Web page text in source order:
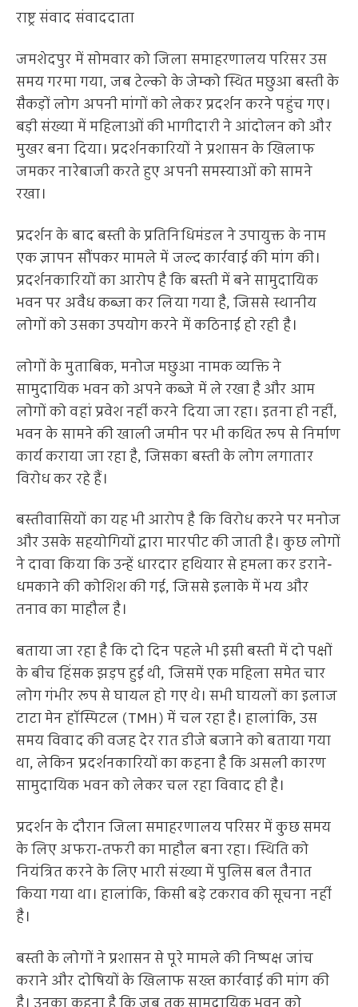
राष्ट्र संवाद संवाददाता
जमशेदपुर में सोमवार को जिला समाहरणालय परिसर उस
समय गरमा गया, जब टेल्को के जेम्को स्थित मछुआ बस्ती के
सैकड़ों लोग अपनी मांगों को लेकर प्रदर्शन करने पहुंच गए।
बड़ी संख्या में महिलाओं की भागीदारी ने आंदोलन को और
मुखर बना दिया। प्रदर्शनकारियों ने प्रशासन के खिलाफ
जमकर नारेबाजी करते हुए अपनी समस्याओं को सामने
रखा।
प्रदर्शन के बाद बस्ती के प्रतिनिधिमंडल ने उपायुक्त के नाम
एक ज्ञापन सौंपकर मामले में जल्द कार्रवाई की मांग की।
प्रदर्शनकारियों का आरोप है कि बस्ती में बने सामुदायिक
भवन पर अवैध कब्जा कर लिया गया है, जिससे स्थानीय
लोगों को उसका उपयोग करने में कठिनाई हो रही है।
लोगों के मुताबिक, मनोज मछुआ नामक व्यक्ति ने
सामुदायिक भवन को अपने कब्जे में ले रखा है और आम
लोगों को वहां प्रवेश नहीं करने दिया जा रहा। इतना ही नहीं,
भवन के सामने की खाली जमीन पर भी कथित रूप से निर्माण
कार्य कराया जा रहा है, जिसका बस्ती के लोग लगातार
विरोध कर रहे हैं।
बस्तीवासियों का यह भी आरोप है कि विरोध करने पर मनोज
और उसके सहयोगियों द्वारा मारपीट की जाती है। कुछ लोगों
ने दावा किया कि उन्हें धारदार हथियार से हमला कर डराने-
धमकाने की कोशिश की गई, जिससे इलाके में भय और
तनाव का माहौल है।
बताया जा रहा है कि दो दिन पहले भी इसी बस्ती में दो पक्षों
के बीच हिंसक झड़प हुई थी, जिसमें एक महिला समेत चार
लोग गंभीर रूप से घायल हो गए थे। सभी घायलों का इलाज
टाटा मेन हॉस्पिटल (TMH) में चल रहा है। हालांकि, उस
समय विवाद की वजह देर रात डीजे बजाने को बताया गया
था, लेकिन प्रदर्शनकारियों का कहना है कि असली कारण
सामुदायिक भवन को लेकर चल रहा विवाद ही है।
प्रदर्शन के दौरान जिला समाहरणालय परिसर में कुछ समय
के लिए अफरा-तफरी का माहौल बना रहा। स्थिति को
नियंत्रित करने के लिए भारी संख्या में पुलिस बल तैनात
किया गया था। हालांकि, किसी बड़े टकराव की सूचना नहीं
है।
बस्ती के लोगों ने प्रशासन से पूरे मामले की निष्पक्ष जांच
कराने और दोषियों के खिलाफ सख्त कार्रवाई की मांग की